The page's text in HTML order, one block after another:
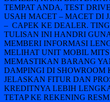
TEMPAT ANDA, TEST
USAH MACET – MACET DI
– CAPEK KE DEALER.
TULISAN INI HANDRI
MEMBERI INFORMASI
MELIHAT UNIT MOBIL
MEMASTIKAN BARANG
DAMPINGI DI
JELASKAN FITUR DAN
KREDITNYA LEBIH
TETAP KE REKENING